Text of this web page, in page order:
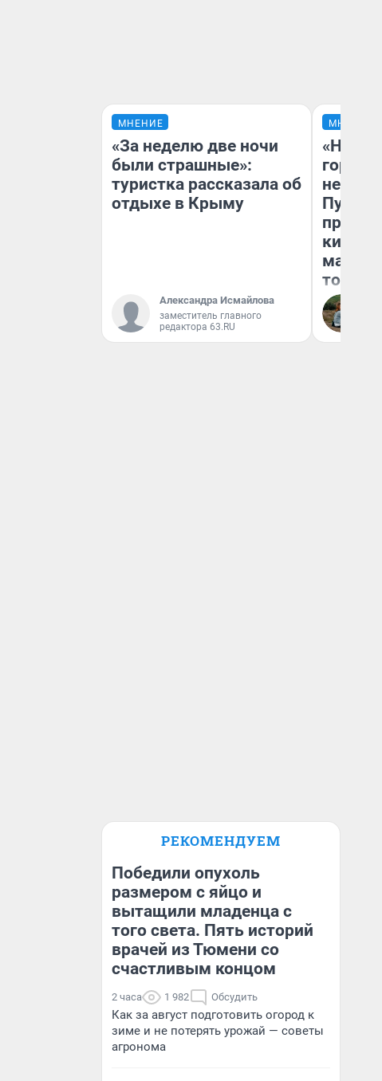
МНЕНИЕ
«За неделю две ночи
были страшные»:
туристка рассказала об
отдыхе в Крыму
Александра Исмайлова
заместитель главного
редактора 63.RU
МНЕНИЕ
«Нет
того
РЕКОМЕНДУЕМ
Победили опухоль
размером с яйцо и
вытащили младенца с
того света. Пять историй
врачей из Тюмени со
счастливым концом
2 часа 1 982 Обсудить
Как за август подготовить огород к
зиме и не потерять урожай — советы
агронома